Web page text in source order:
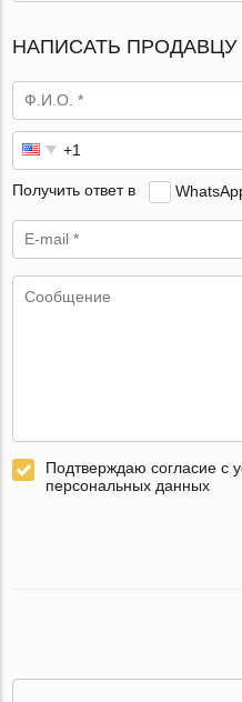
НАПИСАТЬ ПРОДАВЦУ
Получить ответ в
Подтверждаю согласие с
персональных данных